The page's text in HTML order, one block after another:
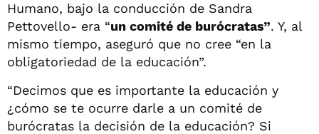
Humano, bajo la conducción de Sandra
Pettovello- era “un comité de burócratas”. Y, al
mismo tiempo, aseguró que no cree “en la
obligatoriedad de la educación”.
“Decimos que es importante la educación y
¿cómo se te ocurre darle a un comité de
burócratas la decisión de la educación? Si